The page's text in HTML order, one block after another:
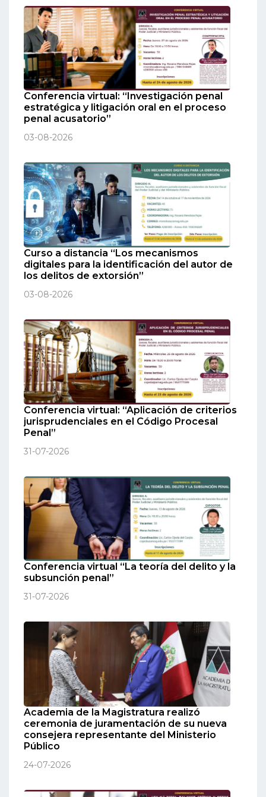
Conferencia virtual: “Investigación penal
estratégica y litigación oral en el proceso
penal acusatorio”
03-08-2026
Curso a distancia “Los mecanismos
digitales para la identificación del autor de
los delitos de extorsión”
03-08-2026
Conferencia virtual: “Aplicación de criterios
jurisprudenciales en el Código Procesal
Penal”
31-07-2026
Conferencia virtual “La teoría del delito y la
subsunción penal”
31-07-2026
Academia de la Magistratura realizó
ceremonia de juramentación de su nueva
consejera representante del Ministerio
Público
24-07-2026